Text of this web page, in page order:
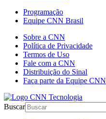
Programação
Equipe CNN Brasil
Sobre a CNN
Política de Privacidade
Termos de Uso
Fale com a CNN
Distribuição do Sinal
Faça parte da Equipe CNN
Buscar